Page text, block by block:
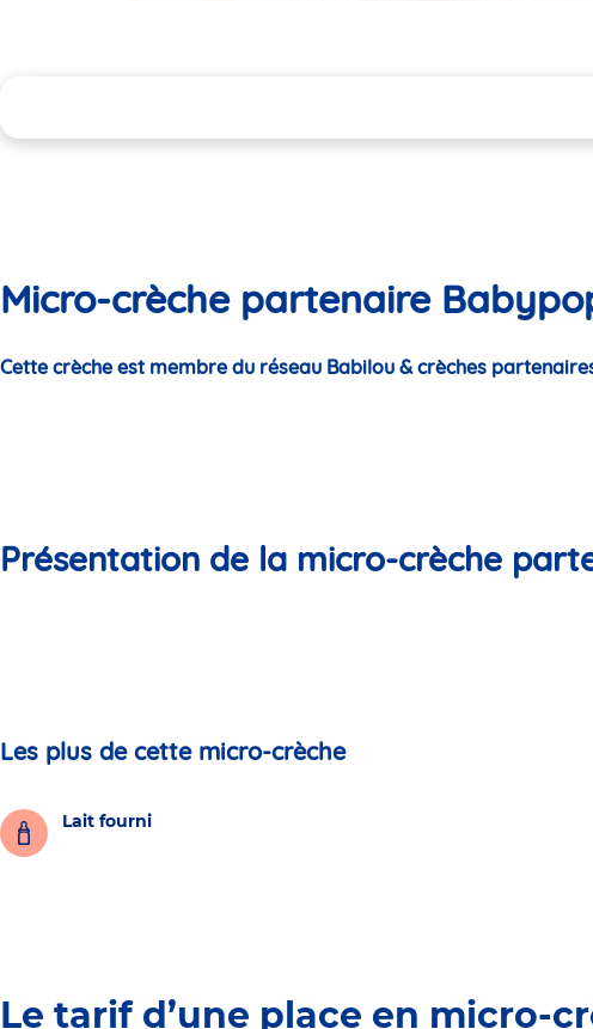
Micro-crèche partenaire
Cette crèche est membre du réseau Babilou & crèches
Présentation de la micro-crèche
Les plus de cette micro-crèche
Lait fourni
Le tarif d’une place en micro-